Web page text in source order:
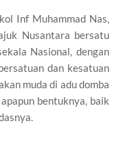
Inf Muhammad Nas,
Nusantara bersatu
Nasional, dengan
dan kesatuan
muda di adu domba
bentuknya, baik